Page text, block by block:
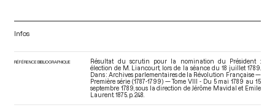
Infos
RÉFÉRENCE BIBLIOGRAPHIQUE
Résultat du scrutin pour la nomination du Président :
élection de M. Liancourt, lors de la séance du 18 juillet 1789.
Dans : Archives parlementaires de la Révolution Française —
Première série (1787-1799) — Tome VIII - Du 5 mai 1789 au 15
septembre 1789 , sous la direction de Jérôme Mavidal et Emile
Laurent. 1875. p. 248.